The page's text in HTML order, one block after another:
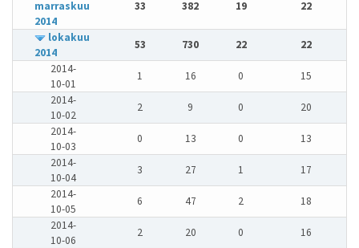
marraskuu
2014
33 382 19 22
lokakuu
2014
53 730 22
22
2014-
10-01
1 16 0
15
2014-
10-02
2 9 0
20
2014-
10-03
0 13 0
13
2014-
10-04
3 27 1
17
2014-
10-05
6 47 2
18
2014-
10-06
2 20 0
16